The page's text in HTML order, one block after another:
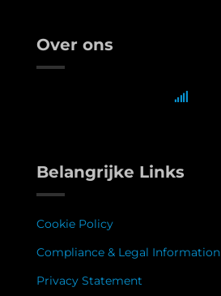
Over ons
Belangrijke Links
Cookie Policy
Compliance & Legal Information
Privacy Statement